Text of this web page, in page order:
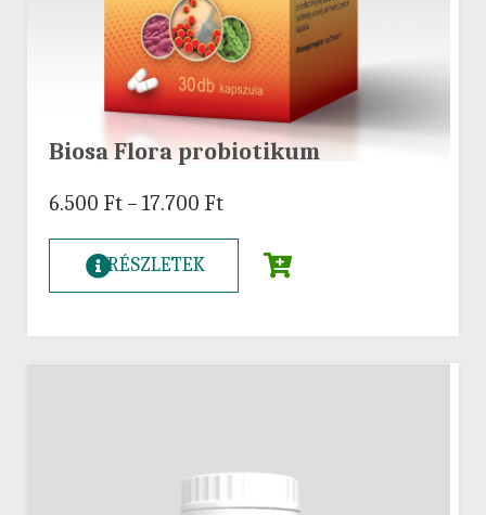
Biosa Flora probiotikum
6.500 Ft – 17.700 Ft
RÉSZLETEK